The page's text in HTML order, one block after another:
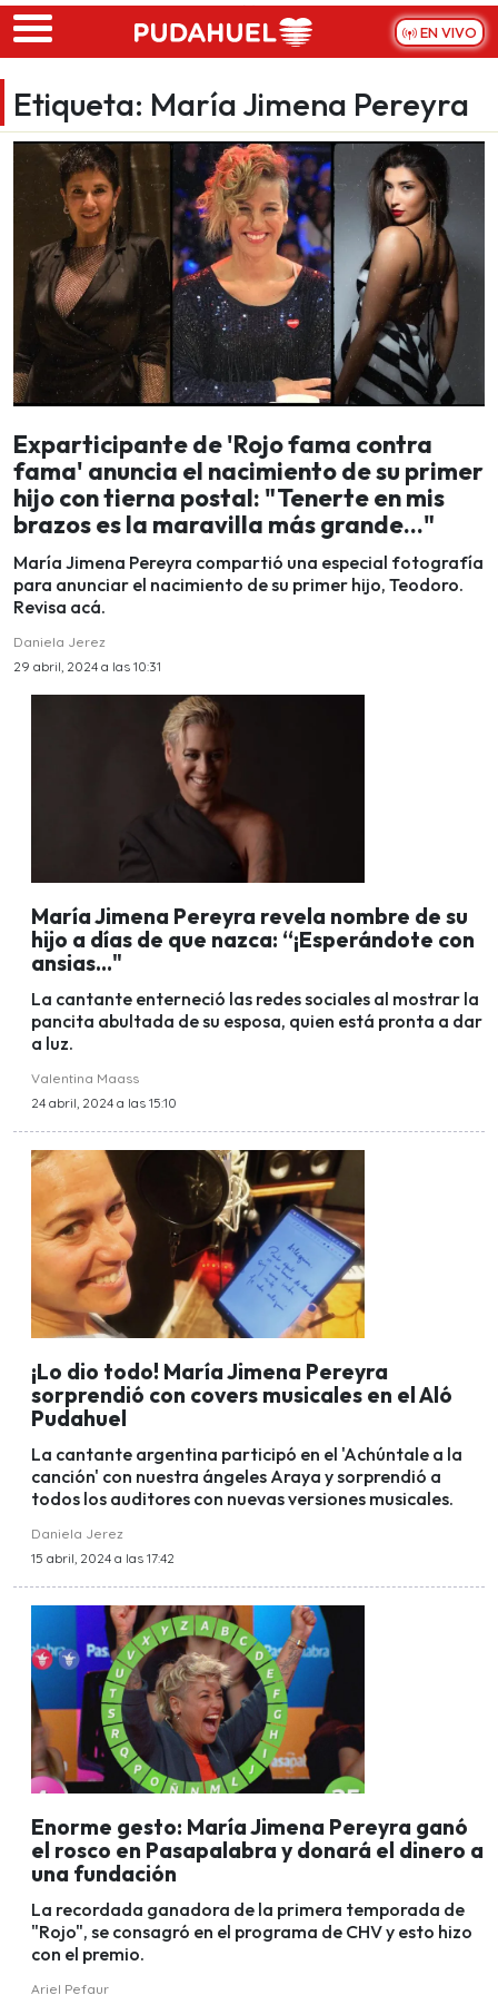
Skip to main content
EN VIVO
Etiqueta: María Jimena Pereyra
Exparticipante de 'Rojo fama contra
fama' anuncia el nacimiento de su primer
hijo con tierna postal: "Tenerte en mis
brazos es la maravilla más grande..."
María Jimena Pereyra compartió una especial fotografía
para anunciar el nacimiento de su primer hijo, Teodoro.
Revisa acá.
Daniela Jerez
29 abril, 2024 a las 10:31
María Jimena Pereyra revela nombre de su
hijo a días de que nazca: “¡Esperándote con
ansias..."
La cantante enterneció las redes sociales al mostrar la
pancita abultada de su esposa, quien está pronta a dar
a luz.
Valentina Maass
24 abril, 2024 a las 15:10
¡Lo dio todo! María Jimena Pereyra
sorprendió con covers musicales en el Aló
Pudahuel
La cantante argentina participó en el 'Achúntale a la
canción' con nuestra ángeles Araya y sorprendió a
todos los auditores con nuevas versiones musicales.
Daniela Jerez
15 abril, 2024 a las 17:42
Enorme gesto: María Jimena Pereyra ganó
el rosco en Pasapalabra y donará el dinero a
una fundación
La recordada ganadora de la primera temporada de
"Rojo", se consagró en el programa de CHV y esto hizo
con el premio.
Ariel Pefaur